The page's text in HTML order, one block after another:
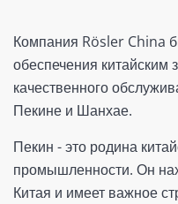
Компания Rösler China
обеспечения китайским
качественного
Пекине и Шанхае.
Пекин - это родина
промышленности. Он
Китая и имеет важное